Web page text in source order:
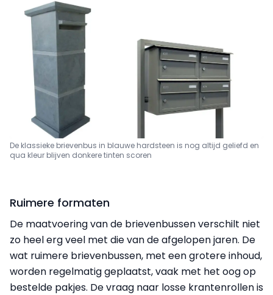
De klassieke brievenbus in blauwe hardsteen is nog altijd geliefd en
qua kleur blijven donkere tinten scoren
Ruimere formaten
De maatvoering van de brievenbussen verschilt niet
zo heel erg veel met die van de afgelopen jaren. De
wat ruimere brievenbussen, met een grotere inhoud,
worden regelmatig geplaatst, vaak met het oog op
bestelde pakjes. De vraag naar losse krantenrollen is